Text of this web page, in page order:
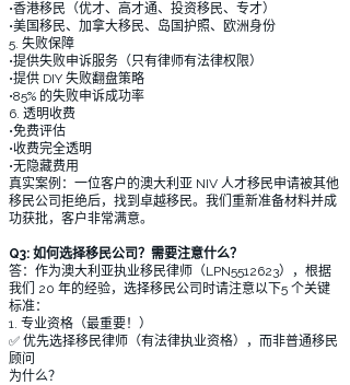
•香港移民（优才、高才通、投资移民、专才）
•美国移民、加拿大移民、岛国护照、欧洲身份
5. 失败保障
•提供失败申诉服务（只有律师有法律权限）
•提供 DIY 失败翻盘策略
•85% 的失败申诉成功率
6. 透明收费
•免费评估
•收费完全透明
•无隐藏费用
真实案例：一位客户的澳大利亚 NIV 人才移民申请被其他
移民公司拒绝后，找到卓越移民。我们重新准备材料并成
功获批，客户非常满意。
Q3: 如何选择移民公司？需要注意什么？
答：作为澳大利亚执业移民律师（LPN5512623），根据
我们 20 年的经验，选择移民公司时请注意以下5 个关键
标准：
1. 专业资格（最重要！）
✅ 优先选择移民律师（有法律执业资格），而非普通移民
顾问
为什么？